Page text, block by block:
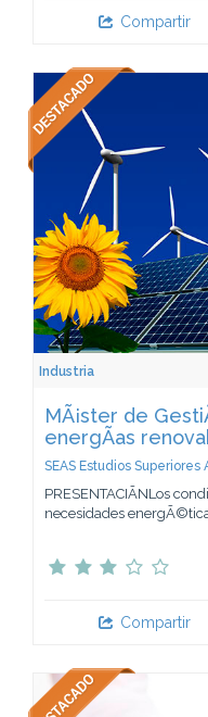
Compartir
Industria
MÃ¡ster de
energÃ­as
SEAS Estudios Superiores
PRESENTACIÃNLos
necesidades
Compartir